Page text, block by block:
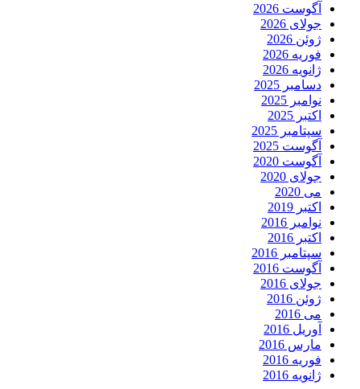
آگوست 2026
جولای 2026
ژوئن 2026
فوریه 2026
ژانویه 2026
دسامبر 2025
نوامبر 2025
اکتبر 2025
سپتامبر 2025
آگوست 2025
آگوست 2020
جولای 2020
می 2020
اکتبر 2019
نوامبر 2016
اکتبر 2016
سپتامبر 2016
آگوست 2016
جولای 2016
ژوئن 2016
می 2016
آوریل 2016
مارس 2016
فوریه 2016
ژانویه 2016